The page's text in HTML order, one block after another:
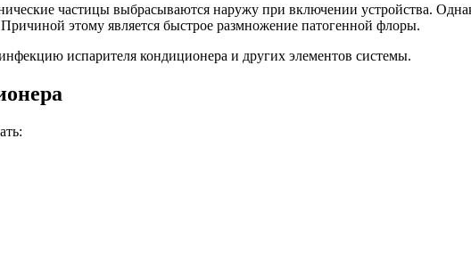
частицы выбрасываются наружу при включении устройства.
этому является быстрое размножение патогенной флоры.
испарителя кондиционера и других элементов системы.